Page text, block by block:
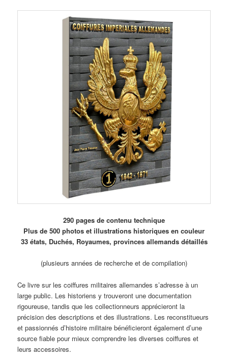
290 pages de contenu technique
Plus de 500 photos et illustrations historiques en couleur
33 états, Duchés, Royaumes, provinces allemands détaillés
(plusieurs années de recherche et de compilation)
Ce livre sur les coiffures militaires allemandes s’adresse à un
large public. Les historiens y trouveront une documentation
rigoureuse, tandis que les collectionneurs apprécieront la
précision des descriptions et des illustrations. Les reconstitueurs
et passionnés d’histoire militaire bénéficieront également d’une
source fiable pour mieux comprendre les diverses coiffures et
leurs accessoires.